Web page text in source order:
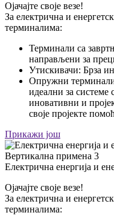
Ојачајте своје везе!
За електрична и
терминалима:
Терминали са
направљени за
Утискивачи: Брза
Опружни
идеални за
иновативни и
своје пројекте
Прикажи још
Вертикална примена 3
Електрична енергија и
Ојачајте своје везе!
За електрична и
терминалима: